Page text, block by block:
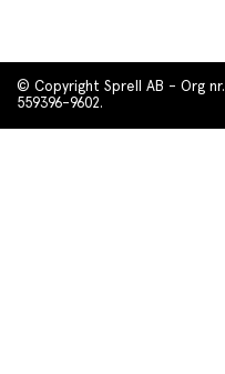
© Copyright Sprell AB - Org nr.
559396-9602.